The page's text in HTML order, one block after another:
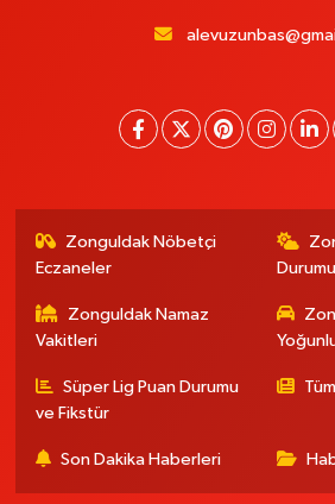
Zonguldak Nöbetçi
Eczaneler
Durumu
Zonguldak Namaz
Vakitleri
Süper Lig Puan Durumu
ve Fikstür
Son Dakika Haberleri